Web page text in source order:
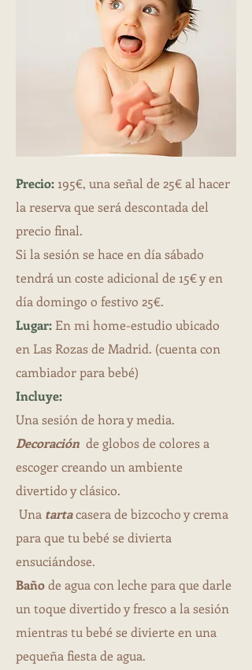
Precio:195€, una señal de 25€ al hacer
la reserva que será descontada del
precio final.
Si la sesión se hace en día sábado
tendrá un coste adicional de 15€ y en
día domingo o festivo 25€.
Lugar: En mi home-estudio ubicado
en Las Rozas de Madrid. (cuenta con
cambiador para bebé)
Incluye:
Una sesión de hora y media.
Decoración de globos de colores a
escoger creando un ambiente
divertido y clásico.
Una tartacasera de bizcocho y crema
para que tu bebé se divierta
ensuciándose.
Bañode agua con leche para que darle
un toque divertido y fresco a la sesión
mientras tu bebé se divierte en una
pequeña fiesta de agua.